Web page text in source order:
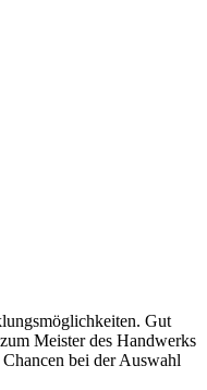
Gut
Meister des Handwerks
bei der Auswahl